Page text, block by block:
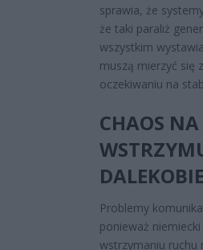
sprawia, że
że taki paraliż
wszystkim
muszą mierzyć się
oczekiwaniu na
CHAOS
Problemy
ponieważ
wstrzymaniu ruchu